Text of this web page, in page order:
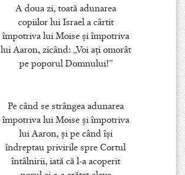
A doua zi, toată adunarea
copiilor lui Israel a cârtit
împotriva lui Moise şi împotriva
lui Aaron, zicând: „Voi aţi omorât
pe poporul Domnului!”
Pe când se strângea adunarea
împotriva lui Moise şi împotriva
lui Aaron, şi pe când îşi
îndreptau privirile spre Cortul
întâlnirii, iată că l-a acoperit